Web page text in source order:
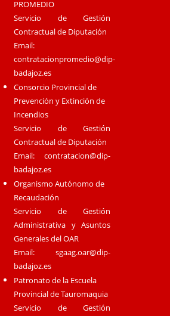
PROMEDIO
Servicio de Gestión
Contractual de Diputación
Email:
contratacionpromedio@dip-
badajoz.es
Consorcio Provincial de
Prevención y Extinción de
Incendios
Servicio de Gestión
Contractual de Diputación
Email:contratacion@dip-
badajoz.es
Organismo Autónomo de
Recaudación
Servicio de Gestión
Administrativa y Asuntos
Generales del OAR
Email:sgaag.oar@dip-
badajoz.es
Patronato de la Escuela
Provincial de Tauromaquia
Servicio de Gestión